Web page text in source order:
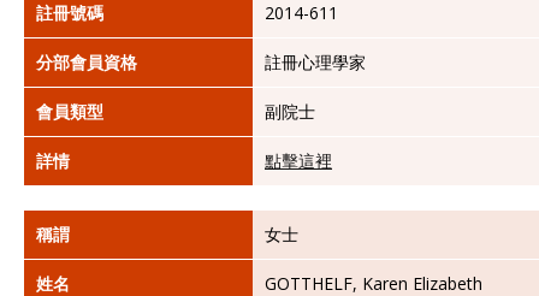
註冊號碼 2014-611
分部會員資格 註冊心理學家
會員類型 副院士
詳情 點擊這裡
稱謂 女士
姓名 GOTTHELF, Karen Elizabeth